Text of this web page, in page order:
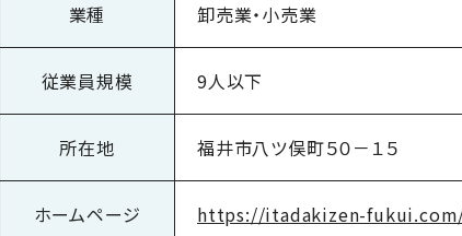
業種 卸売業・小売業
従業員規模 9人以下
所在地 福井市八ツ俣町５０－１５
ホームページ https://itadakizen-